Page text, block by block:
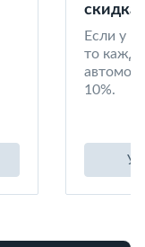
скидка
Если у
то
10%.